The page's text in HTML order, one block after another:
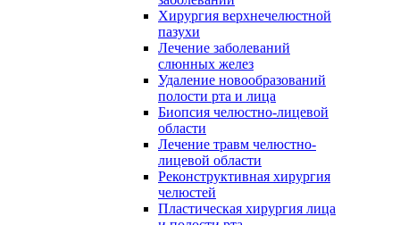
Хирургия верхнечелюстной
пазухи
Лечение заболеваний
слюнных желез
Удаление новообразований
полости рта и лица
Биопсия челюстно-лицевой
области
Лечение травм челюстно-
лицевой области
Реконструктивная хирургия
челюстей
Пластическая хирургия лица